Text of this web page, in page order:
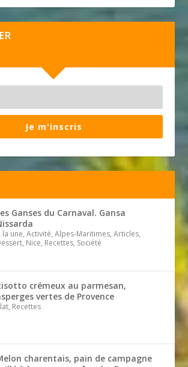
Je m'inscris
Ganses du Carnaval. Gansa
la une, Activité, Alpes-Maritimes, Articles,
Nice, Recettes, Société
crémeux au parmesan,
vertes de Provence
Recettes
charentais, pain de campagne